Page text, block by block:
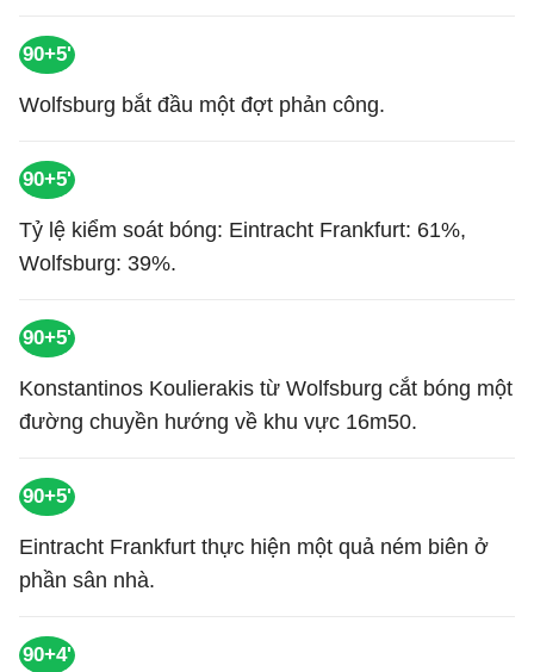
90+5'
Wolfsburg bắt đầu một đợt phản công.
90+5'
Tỷ lệ kiểm soát bóng: Eintracht Frankfurt: 61%,
Wolfsburg: 39%.
90+5'
Konstantinos Koulierakis từ Wolfsburg cắt bóng một
đường chuyền hướng về khu vực 16m50.
90+5'
Eintracht Frankfurt thực hiện một quả ném biên ở
phần sân nhà.
90+4'